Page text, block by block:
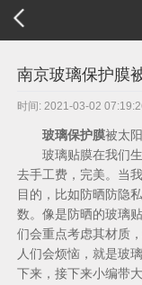
南京玻璃保护膜
时间: 2021-03-02
玻璃保护膜被太
玻璃贴膜在我们
去手工费，完美。当
目的，比如防晒防隐
数。像是防晒的玻璃
们会重点考虑其材质
人们会烦恼，就是玻
下来，接下来小编带